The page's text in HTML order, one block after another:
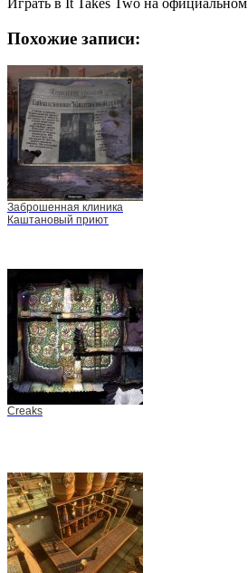
Похожие записи:
Заброшенная клиника
Каштановый приют
Creaks